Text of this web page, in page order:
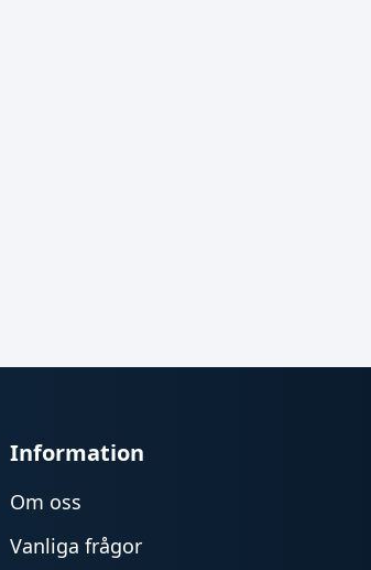
Information
Om oss
Vanliga frågor